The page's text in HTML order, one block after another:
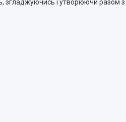
згладжуючись і утворюючи разом